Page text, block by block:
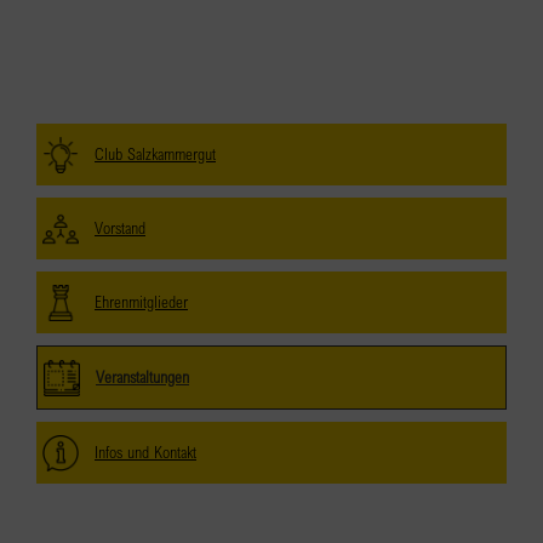
Club Salzkammergut
Vorstand
Ehrenmitglieder
Veranstaltungen
Infos und Kontakt